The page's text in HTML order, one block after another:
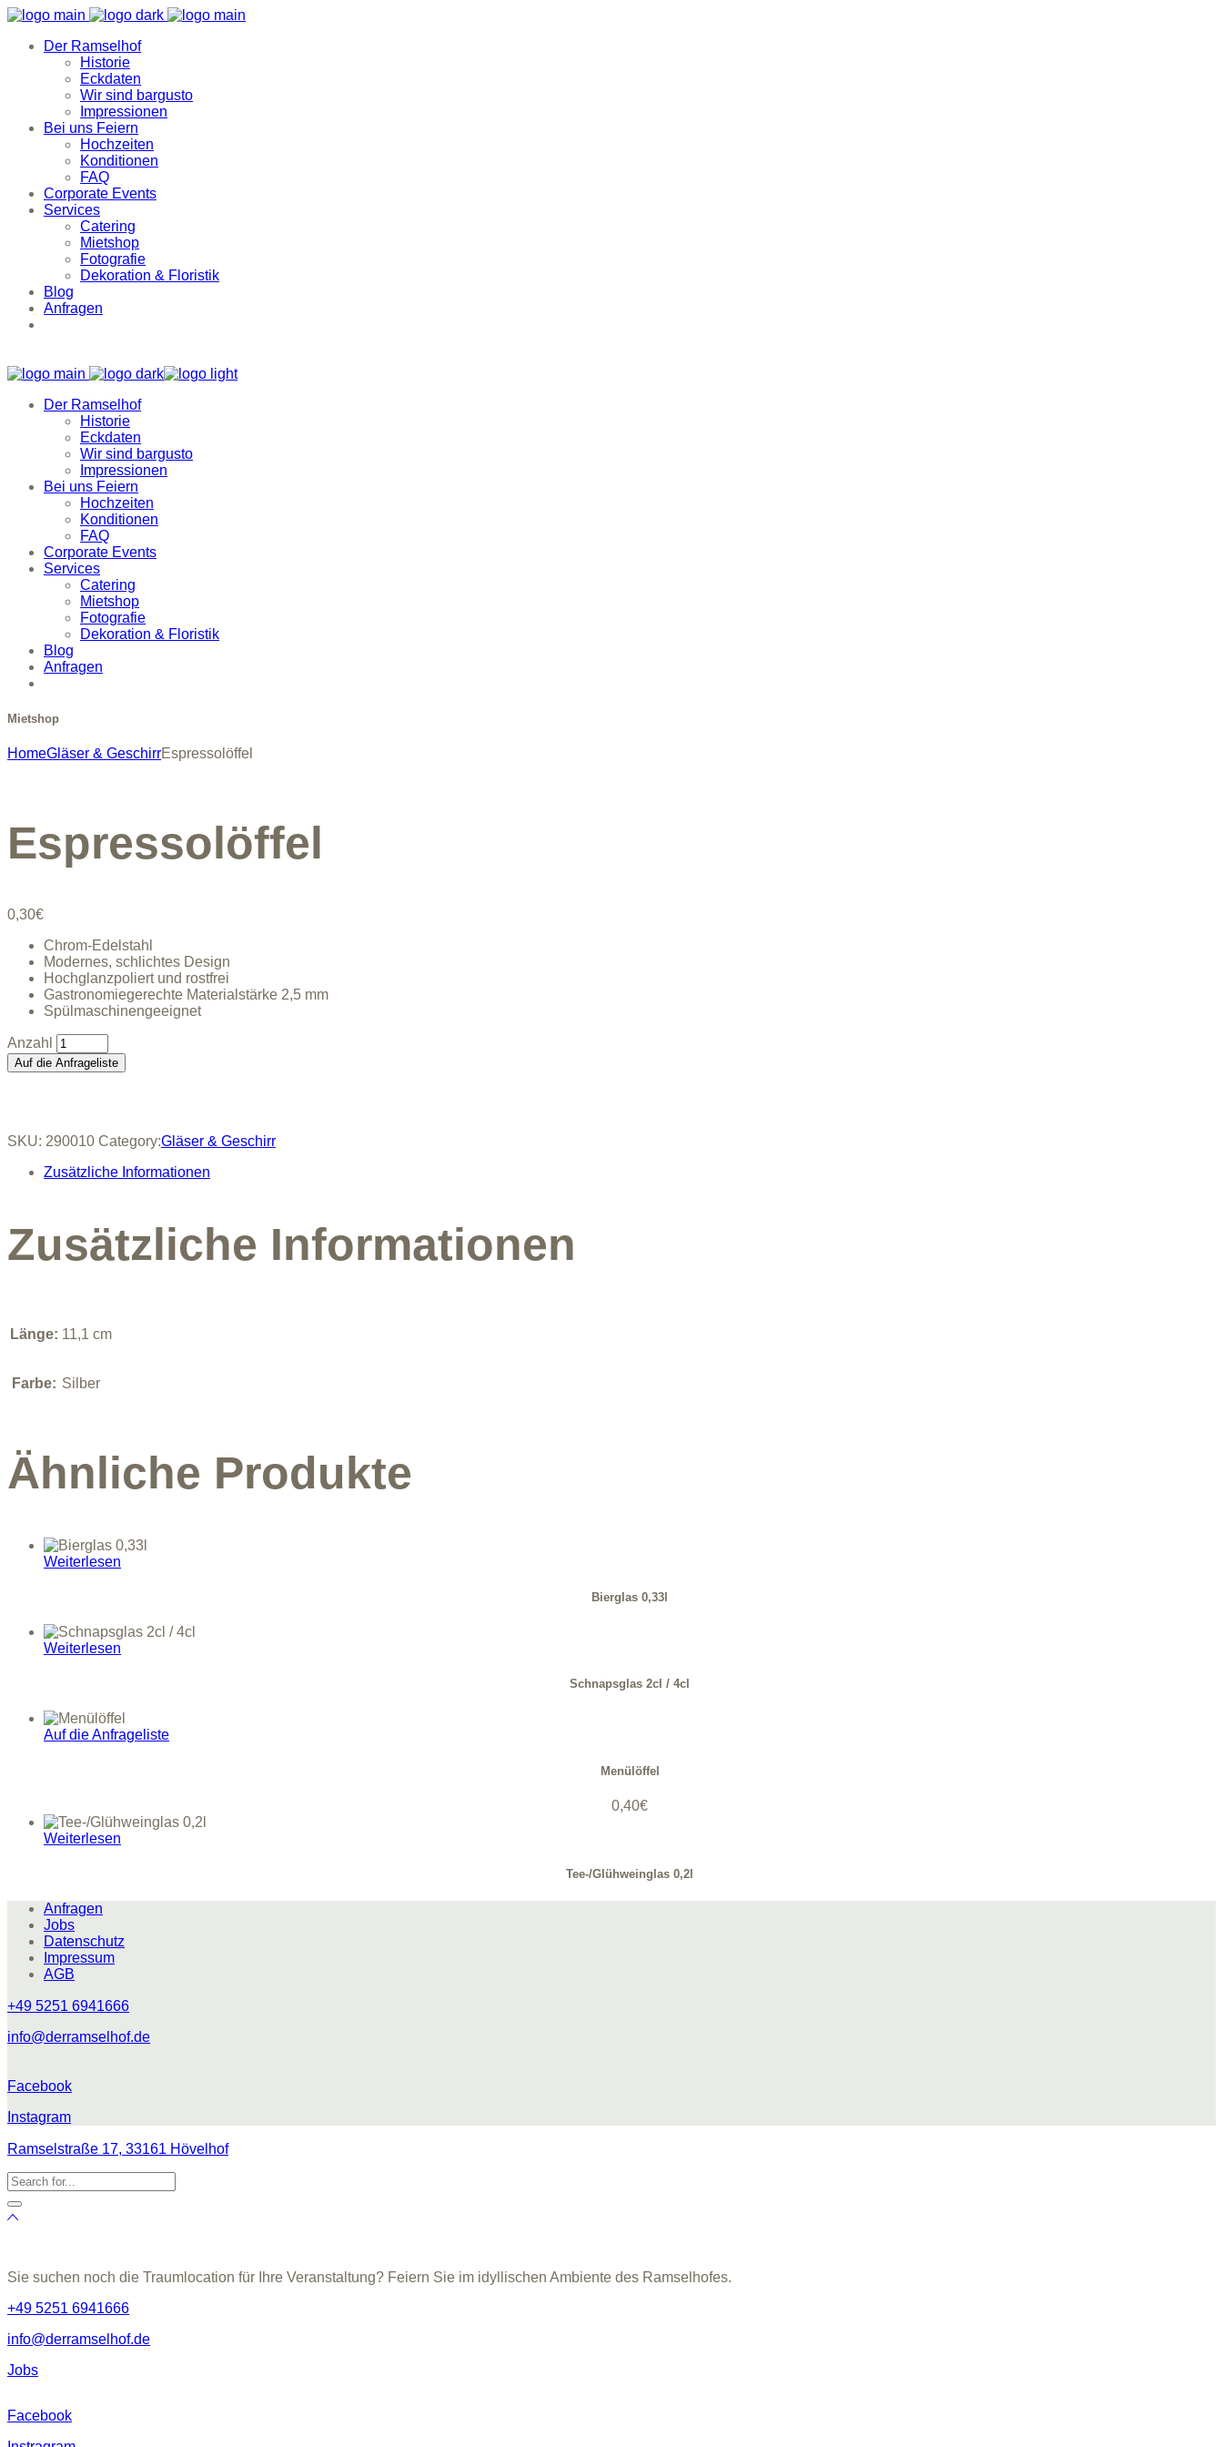
Der Ramselhof
Historie
Eckdaten
Wir sind bargusto
Impressionen
Bei uns Feiern
Hochzeiten
Konditionen
FAQ
Corporate Events
Services
Catering
Mietshop
Fotografie
Dekoration & Floristik
Blog
Anfragen
Der Ramselhof
Historie
Eckdaten
Wir sind bargusto
Impressionen
Bei uns Feiern
Hochzeiten
Konditionen
FAQ
Corporate Events
Services
Catering
Mietshop
Fotografie
Dekoration & Floristik
Blog
Anfragen
Mietshop
HomeGläser & GeschirrEspressolöffel
Espressolöffel
0,30€
Chrom-Edelstahl
Modernes, schlichtes Design
Hochglanzpoliert und rostfrei
Gastronomiegerechte Materialstärke 2,5 mm
Spülmaschinengeeignet
Espressolöffel
quantity
Auf die Anfrageliste
SKU: 290010 Category:Gläser & Geschirr
Zusätzliche Informationen
Zusätzliche Informationen
Länge: 11,1 cm
Farbe: Silber
Ähnliche Produkte
Weiterlesen
Bierglas 0,33l
Weiterlesen
Schnapsglas 2cl / 4cl
Auf die Anfrageliste
Menülöffel
0,40€
Weiterlesen
Tee-/Glühweinglas 0,2l
Anfragen
Jobs
Datenschutz
Impressum
AGB
+49 5251 6941666
info@derramselhof.de
Facebook
Instagram
Ramselstraße 17, 33161 Hövelhof
Sie suchen noch die Traumlocation für Ihre Veranstaltung? Feiern Sie im idyllischen Ambiente des Ramselhofes.
+49 5251 6941666
info@derramselhof.de
Jobs
Facebook